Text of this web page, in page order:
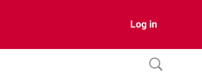
Log in